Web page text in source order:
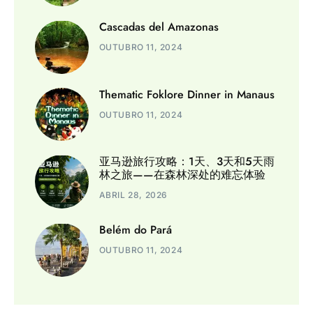
Cascadas del Amazonas
OUTUBRO 11, 2024
Thematic Foklore Dinner in Manaus
OUTUBRO 11, 2024
亚马逊旅行攻略：1天、3天和5天雨
林之旅——在森林深处的难忘体验
ABRIL 28, 2026
Belém do Pará
OUTUBRO 11, 2024